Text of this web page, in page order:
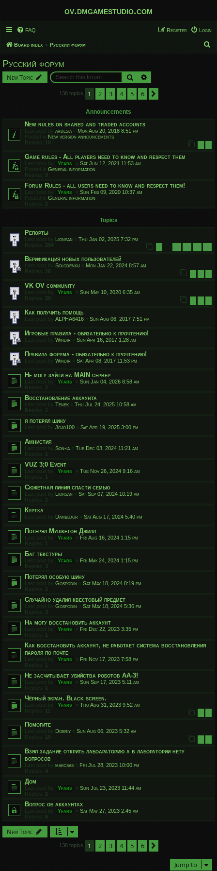
ov.dmgamestudio.com
FAQ Login
Register
Board index Русский форум
Русский форум
New Topic Search
138 topics 1 2 3 4 5 6
Announcements
New rules on shared and traded accounts
Last post by ardesia « Mon Aug 20, 2018 8:51 pm
Posted in New version announcements
Replies: 10 1 2
Game rules - All players need to know and respect them
Last post by Yfars « Sat Jun 12, 2021 11:53 am
Posted in General information
Replies: 9
Forum Rules - all users need to know and respect them!
Last post by Yfars « Sun Feb 09, 2020 10:37 am
Posted in General information
Replies: 2
Topics
Репорты
Last post by Lionsan « Thu Jan 02, 2025 7:32 pm
Replies: 294 1 27 28 29 30
Верификация новых пользователей
Last post by Solodenkij « Mon Jan 22, 2024 8:57 am
Replies: 28 1 2 3
VK OV community
Last post by Yfars « Sun May 10, 2020 6:35 am
Replies: 20 1 2 3
Как получить помощь
Last post by ALPHA6416 « Sun Aug 06, 2017 7:51 pm
Игровые правила - обязательно к прочтению!
Last post by Windir « Sun Apr 16, 2017 1:28 am
Правила форума - обязательно к прочтению!
Last post by Windir « Sat Apr 08, 2017 11:53 pm
Не могу зайти на MAIN сервер
Last post by Yfars « Sun Jan 04, 2026 8:58 am
Replies: 2
Восстановление аккаунта
Last post by Tenek « Thu Jul 24, 2025 10:58 am
Replies: 2
я потерял шину
Last post by Jojo100 « Sat Apr 19, 2025 3:00 pm
Амнистия
Last post by Son-ia « Tue Dec 03, 2024 11:21 am
Replies: 1
VUZ 3;0 Event
Last post by Yfars « Tue Nov 26, 2024 9:16 am
Replies: 1
Сюжетная линия спасти семью
Last post by Lionsan « Sat Sep 07, 2024 10:19 am
Replies: 2
Куртка
Last post by Dambldor « Sat Aug 17, 2024 5:40 pm
Потерял Мушкетон Джилл
Last post by Yfars « Fri Aug 16, 2024 1:15 pm
Replies: 1
Баг текстуры
Last post by Yfars « Fri May 24, 2024 1:15 pm
Replies: 3
Потерял особую шину
Last post by Gospodin « Sat May 18, 2024 8:19 pm
Replies: 2
Случайно удалил квестовый предмет
Last post by Gospodin « Sat May 18, 2024 5:36 pm
Replies: 3
На могу восстановить аккаунт
Last post by Yfars « Fri Dec 22, 2023 3:35 pm
Replies: 1
Как восстановить аккаунт, не работает система восстановления
пароля по почте
Last post by Yfars « Fri Nov 17, 2023 7:58 pm
Replies: 1
Не засчитывает убийства роботов АА-3!
Last post by Yfars « Sun Sep 17, 2023 5:11 am
Replies: 1
Чёрный экран. Black screen.
Last post by Yfars « Thu Aug 31, 2023 9:52 am
Replies: 11 1 2
Помогите
Last post by Dobriy « Sun Aug 06, 2023 5:32 am
Replies:
10 1 2
Взял задание открить лабоараторию а в лаборатории нету
вопросов
Last post by makcsas « Fri Jul 28, 2023 10:00 pm
Replies: 4
Дом
Last post by Yfars « Sun Jul 23, 2023 11:44 am
Replies: 2
Вопрос об аккаунтах
Last post by Yfars « Sat May 27, 2023 2:45 am
Replies: 6
New Topic
138 topics 1 2 3 4 5 6
Jump to